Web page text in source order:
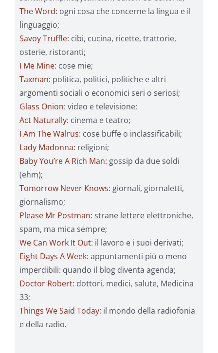
The Word: ogni cosa che concerne la lingua e il
linguaggio;
Savoy Truffle: cibi, cucina, ricette, trattorie,
osterie, ristoranti;
I Me Mine: cose mie;
Taxman: politica, politici, politiche e altri
argomenti sociali o economici seri o seriosi;
Glass Onion: video e televisione;
Act Naturally: cinema e teatro;
I Am The Walrus: cose buffe o inclassificabili;
Lady Madonna: religioni;
Baby You’re A Rich Man: gossip da due soldi
(ehm);
Tomorrow Never Knows: giornali, giornaletti,
giornalismo;
Please Mr Postman: strane lettere elettroniche,
spam, ma mica sempre;
We Can Work It Out: il lavoro e i suoi derivati;
Eight Days A Week: appuntamenti più o meno
imperdibili: quando il blog diventa agenda;
Doctor Robert: dottori, medici, salute, Medicina
33;
Things We Said Today: il mondo della radiofonia
e della radio.